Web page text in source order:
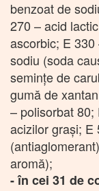
benzoat de
270 – acid
ascorbic; E
sodiu (soda
semințe de
gumă de
– polisorbat
acizilor grași; E
aromă);
-în cei 31 de